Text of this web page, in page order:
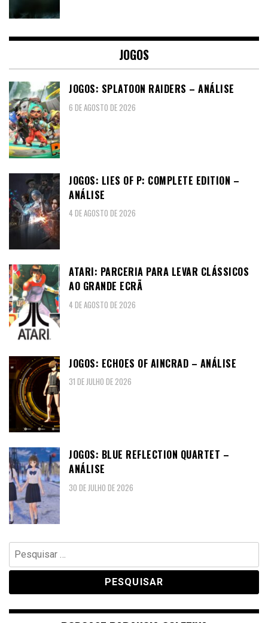
JOGOS
JOGOS: SPLATOON RAIDERS – ANÁLISE
6 DE AGOSTO DE 2026
JOGOS: LIES OF P: COMPLETE EDITION –
ANÁLISE
4 DE AGOSTO DE 2026
ATARI: PARCERIA PARA LEVAR CLÁSSICOS
AO GRANDE ECRÃ
4 DE AGOSTO DE 2026
JOGOS: ECHOES OF AINCRAD – ANÁLISE
31 DE JULHO DE 2026
JOGOS: BLUE REFLECTION QUARTET –
ANÁLISE
30 DE JULHO DE 2026
Pesquisar
por: